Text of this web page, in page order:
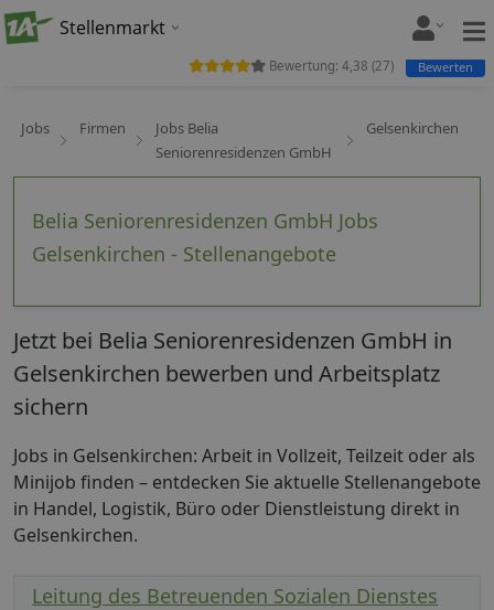
Stellenmarkt
Jobs Firmen
Jobs Belia
Seniorenresidenzen GmbH
Gelsenkirchen
Belia Seniorenresidenzen GmbH Jobs
Gelsenkirchen - Stellenangebote
Bewertung: 4,38 (27) Bewerten
Jetzt bei Belia Seniorenresidenzen GmbH in
Gelsenkirchen bewerben und Arbeitsplatz
sichern
Jobs in Gelsenkirchen: Arbeit in Vollzeit, Teilzeit oder als
Minijob finden – entdecken Sie aktuelle Stellenangebote
in Handel, Logistik, Büro oder Dienstleistung direkt in
Gelsenkirchen.
Leitung des Betreuenden Sozialen Dienstes